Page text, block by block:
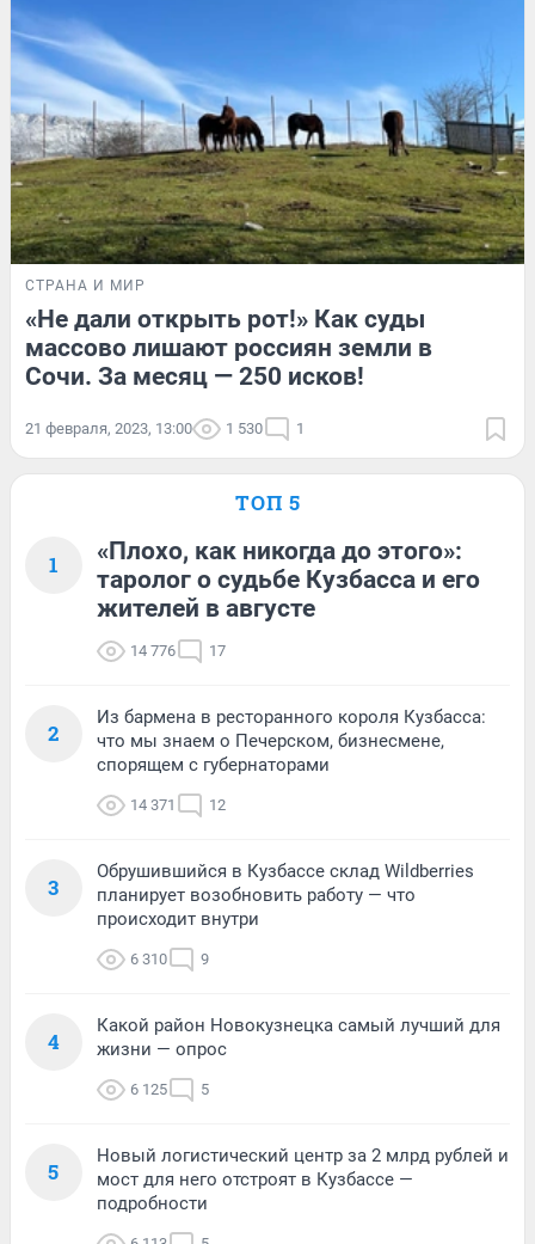
СТРАНА И МИР
«Не дали открыть рот!» Как суды
массово лишают россиян земли в
Сочи. За месяц — 250 исков!
21 февраля, 2023, 13:00 1 530 1
ТОП 5
1
«Плохо, как никогда до этого»:
таролог о судьбе Кузбасса и его
жителей в августе
14 776 17
2
Из бармена в ресторанного короля Кузбасса:
что мы знаем о Печерском, бизнесмене,
спорящем с губернаторами
14 371 12
3
Обрушившийся в Кузбассе склад Wildberries
планирует возобновить работу — что
происходит внутри
6 310 9
4
Какой район Новокузнецка самый лучший для
жизни — опрос
6 125 5
5
Новый логистический центр за 2 млрд рублей и
мост для него отстроят в Кузбассе —
подробности